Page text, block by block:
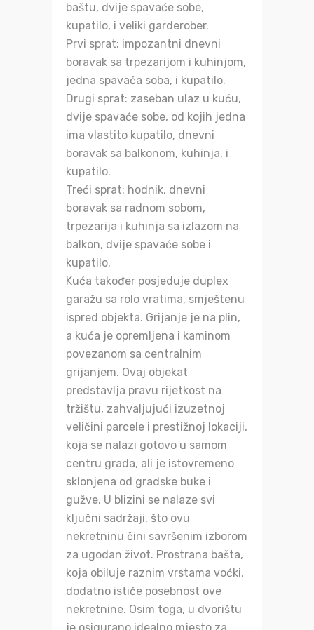
baštu, dvije spavaće sobe,
kupatilo, i veliki garderober.
Prvi sprat: impozantni dnevni
boravak sa trpezarijom i kuhinjom,
jedna spavaća soba, i kupatilo.
Drugi sprat: zaseban ulaz u kuću,
dvije spavaće sobe, od kojih jedna
ima vlastito kupatilo, dnevni
boravak sa balkonom, kuhinja, i
kupatilo.
Treći sprat: hodnik, dnevni
boravak sa radnom sobom,
trpezarija i kuhinja sa izlazom na
balkon, dvije spavaće sobe i
kupatilo.
Kuća također posjeduje duplex
garažu sa rolo vratima, smještenu
ispred objekta. Grijanje je na plin,
a kuća je opremljena i kaminom
povezanom sa centralnim
grijanjem. Ovaj objekat
predstavlja pravu rijetkost na
tržištu, zahvaljujući izuzetnoj
veličini parcele i prestižnoj lokaciji,
koja se nalazi gotovo u samom
centru grada, ali je istovremeno
sklonjena od gradske buke i
gužve. U blizini se nalaze svi
ključni sadržaji, što ovu
nekretninu čini savršenim izborom
za ugodan život. Prostrana bašta,
koja obiluje raznim vrstama voćki,
dodatno ističe posebnost ove
nekretnine. Osim toga, u dvorištu